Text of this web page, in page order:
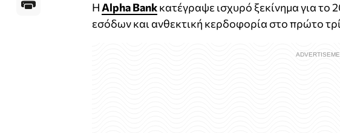
ΗAlpha Bankκατέγραψε ισχυρό ξεκίνημα για το
εσόδων και ανθεκτική κερδοφορία στο πρώτο